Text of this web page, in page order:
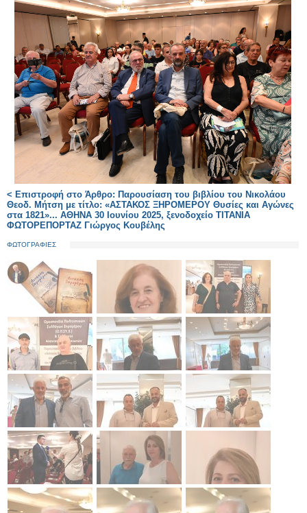
< Επιστροφή στο Άρθρο: Παρουσίαση του βιβλίου του Νικολάου
Θεοδ. Μήτση με τίτλο: «ΑΣΤΑΚΟΣ ΞΗΡΟΜΕΡΟΥ Θυσίες και Αγώνες
στα 1821»... ΑΘΗΝΑ 30 Ιουνίου 2025, ξενοδοχείο ΤΙΤΑΝΙΑ
ΦΩΤΟΡΕΠΟΡΤΑΖ Γιώργος Κουβέλης
ΦΩΤΟΓΡΑΦΙΕΣ